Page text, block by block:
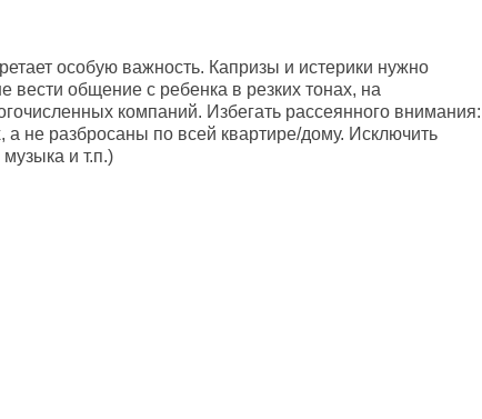
особую важность. Капризы и истерики нужно
вести общение с ребенка в резких тонах, на
компаний. Избегать рассеянного внимания:
не разбросаны по всей квартире/дому. Исключить
и т.п.)